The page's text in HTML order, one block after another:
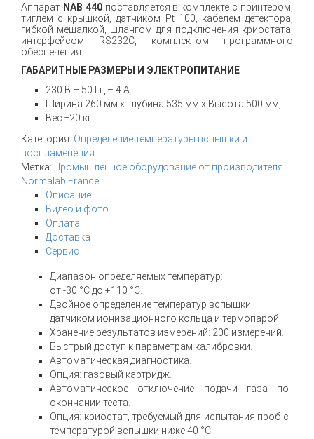
Аппарат NAB 440поставляется в комплекте с принтером,
тиглем с крышкой, датчиком Pt 100, кабелем детектора,
гибкой мешалкой, шлангом для подключения криостата,
интерфейсом RS232C, комплектом программного
обеспечения.
ГАБАРИТНЫЕ РАЗМЕРЫ И ЭЛЕКТРОПИТАНИЕ
230 В – 50 Гц – 4 A
Ширина 260 мм x Глубина 535 мм x Высота 500 мм,
Вес ±20 кг
Категория: Определение температуры вспышки и
воспламенения
Метка: Промышленное оборудование от производителя
Normalab France
Описание
Видео и фото
Оплата
Доставка
Сервис
Диапазон определяемых температур:
от -30 °C до +110 °C.
Двойное определение температур вспышки:
датчиком ионизационного кольца и термопарой.
Хранение результатов измерений: 200 измерений.
Быстрый доступ к параметрам калибровки.
Автоматическая диагностика.
Опция: газовый картридж.
Автоматическое отключение подачи газа по
окончании теста.
Опция: криостат, требуемый для испытания проб с
температурой вспышки ниже 40 °C.